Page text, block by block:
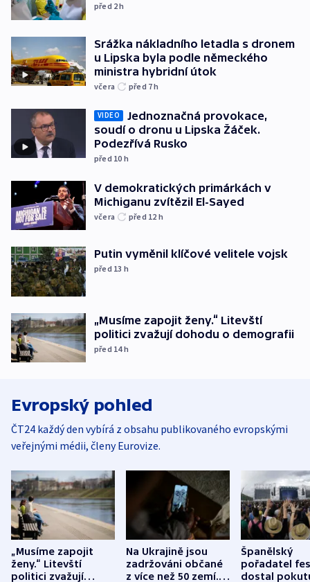
před 2h
Srážka nákladního letadla s dronem
u Lipska byla podle německého
ministra hybridní útok
včera před 7h
VIDEO
Jednoznačná provokace,
soudí o dronu u Lipska Žáček.
Podezřívá Rusko
před 10 h
V demokratických primárkách v
Michiganu zvítězil El-Sayed
včera před 12 h
Putin vyměnil klíčové velitele vojsk
před 13 h
„Musíme zapojit ženy.“ Litevští
politici zvažují dohodu o demografii
před 14h
Evropský pohled
ČT24 každý den vybírá z obsahu publikovaného evropskými
veřejnými médii, členy Eurovize.
„Musíme zapojit
ženy.“ Litevští
politici zvažují
Na Ukrajině jsou
zadržováni občané
z více než 50 zemí.
Španělský
pořadatel
dostal